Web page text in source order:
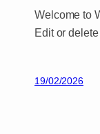
Welcome to
Edit or
19/02/2026